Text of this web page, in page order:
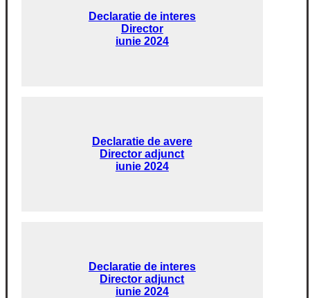
Declaratie de interes
Director
iunie 2024
Declaratie de avere
Director adjunct
iunie 2024
Declaratie de interes
Director adjunct
iunie 2024